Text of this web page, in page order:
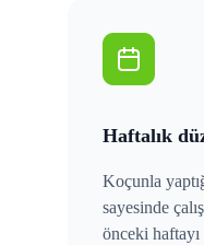
Haftalık
Koçunla
sayesinde
önceki